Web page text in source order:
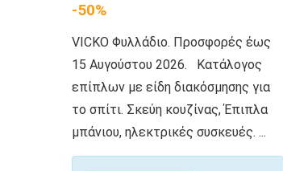
-50%
VICKO Φυλλάδιο. Προσφορές έως
15 Αυγούστου 2026. Κατάλογος
επίπλων με είδη διακόσμησης για
το σπίτι. Σκεύη κουζίνας, Έπιπλα
μπάνιου, ηλεκτρικές συσκευές. ...